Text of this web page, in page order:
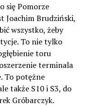
się Pomorze
Joachim Brudziński,
wszystko, żeby
To nie tylko
toru
terminala
To potężne
także S10 i S3, do
Gróbarczyk.